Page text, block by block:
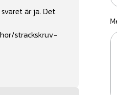
är ja. Det
strackskruv-